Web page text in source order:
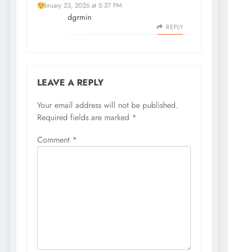
February 23, 2026 at 5:37 PM
dgrmin
REPLY
LEAVE A REPLY
Your email address will not be published.
Required fields are marked *
Comment *